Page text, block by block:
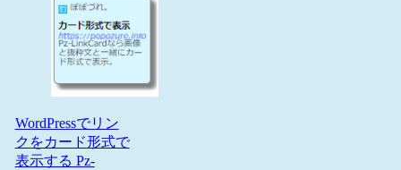
WordPressでリン
クをカード形式で
表示する Pz-